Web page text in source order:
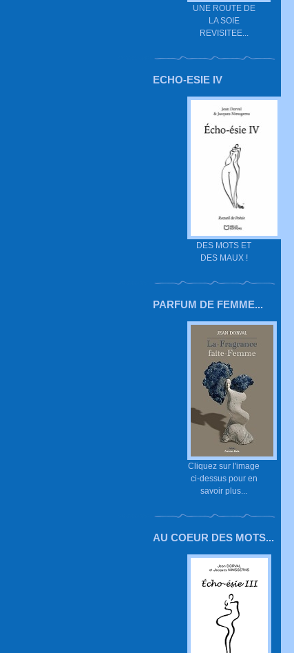
UNE ROUTE DE
LA SOIE
REVISITEE...
ECHO-ESIE IV
DES MOTS ET
DES MAUX !
PARFUM DE FEMME...
Cliquez sur l'image
ci-dessus pour en
savoir plus...
AU COEUR DES MOTS...